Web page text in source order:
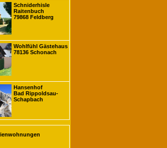
Schniderhisle
Raitenbuch
79868 Feldberg
Wohlfühl Gästehaus
78136 Schonach
Hansenhof
Bad Rippoldsau-
Schapbach